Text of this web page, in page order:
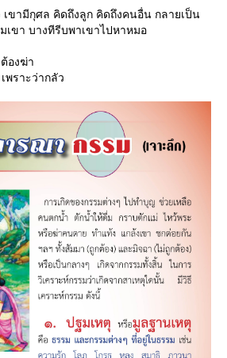
ขามีกุศล คิดถึงลูก คิดถึงคนอื่น กลายเป็น
เขา บางทีรีบพาเขาไปหาหมอ
องฆ่า
พราะว่ากลัว